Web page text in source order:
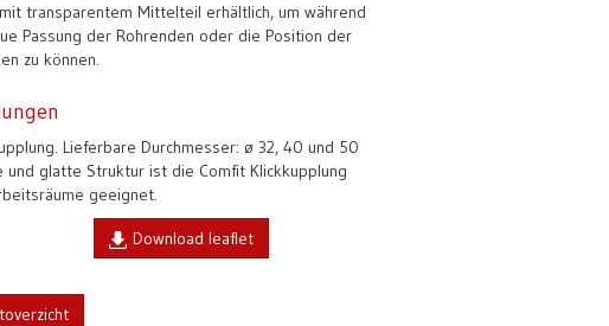
transparentem Mittelteil erhältlich, um während
Passung der Rohrenden oder die Position der
zu können.
Lieferbare Durchmesser: ø 32, 40 und 50
und glatte Struktur ist die Comfit Klickkupplung
geeignet.
Download leaflet